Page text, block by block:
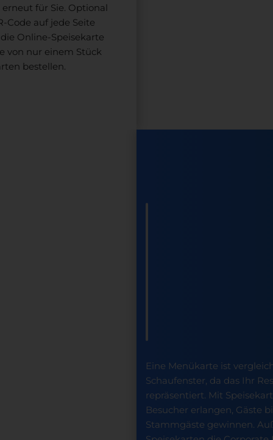
für Sie. Optional
Code auf jede Seite
Online-Speisekarte
von nur einem Stück
bestellen.
Eine Menükarte ist
Schaufenster, da das Ihr
repräsentiert. Mit
Besucher erlangen, Gäste
Stammgäste gewinnen.